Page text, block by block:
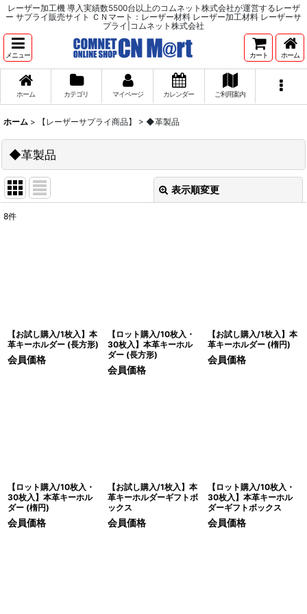
レーザー加工機 導入実績数5500台以上のコムネット株式会社が運営するレーザ
ー サプライ販売サイト ＣＮマート：レーザー材料 レーザー加工材料 レーザーサ
プライ|コムネット株式会社
メニュー カート ホーム
ホーム カテゴリ マイページ カレンダー ご利用案内
ホーム > 【レーザーサプライ商品】 > ◆革製品
◆革製品
表示順変更
8件
【お試し購入/1枚入】本
革キーホルダー (長方形)
会員価格
【ロット購入/10枚入・
30枚入】本革キーホル
ダー (長方形)
会員価格
【お試し購入/1枚入】本
革キーホルダー (楕円)
会員価格
【ロット購入/10枚入・
30枚入】本革キーホル
ダー (楕円)
会員価格
【お試し購入/1枚入】本
革キーホルダーギフトボ
ックス
会員価格
【ロット購入/10枚入・
30枚入】本革キーホル
ダーギフトボックス
会員価格